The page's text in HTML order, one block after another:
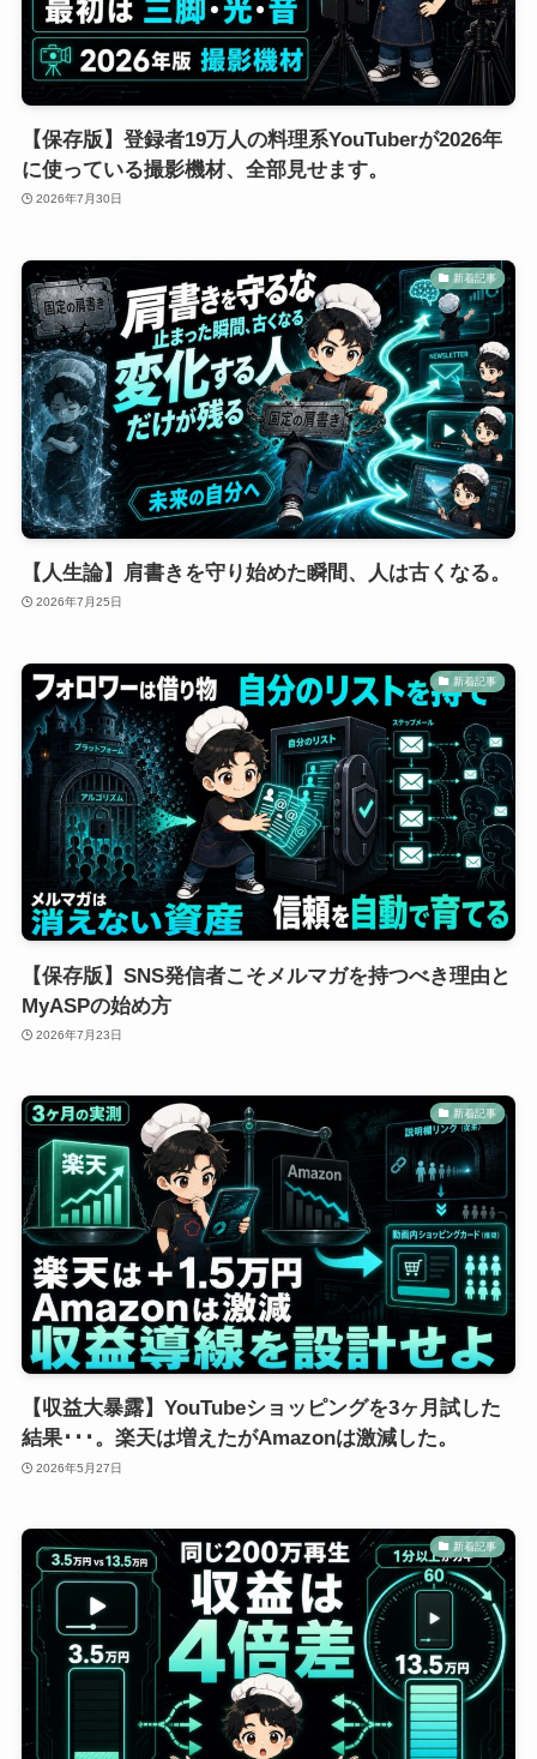
【保存版】登録者19万人の料理系YouTuberが2026年
に使っている撮影機材、全部見せます。
2026年7月30日
新着記事
【人生論】肩書きを守り始めた瞬間、人は古くなる。
2026年7月25日
新着記事
【保存版】SNS発信者こそメルマガを持つべき理由と
MyASPの始め方
2026年7月23日
新着記事
【収益大暴露】YouTubeショッピングを3ヶ月試した
結果･･･。楽天は増えたがAmazonは激減した。
2026年5月27日
新着記事